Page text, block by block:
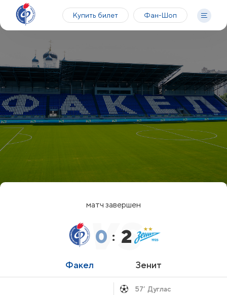
Купить билет Фан-Шоп
матч завершен
Факел
0 : 2
Зенит
57’ Дуглас